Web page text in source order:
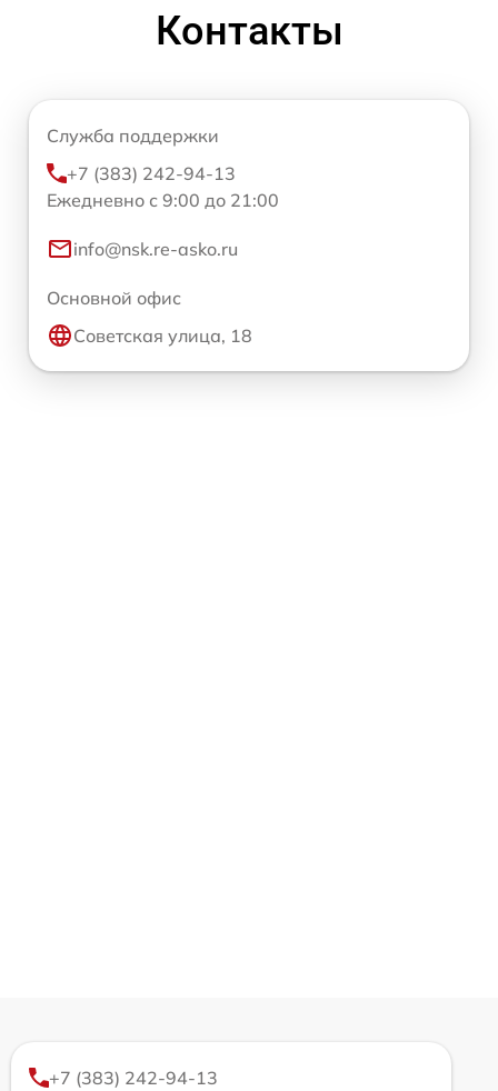
Контакты
Служба поддержки
+7 (383) 242-94-13
Ежедневно с 9:00 до 21:00
info@nsk.re-asko.ru
Основной офис
Советская улица, 18
+7 (383) 242-94-13